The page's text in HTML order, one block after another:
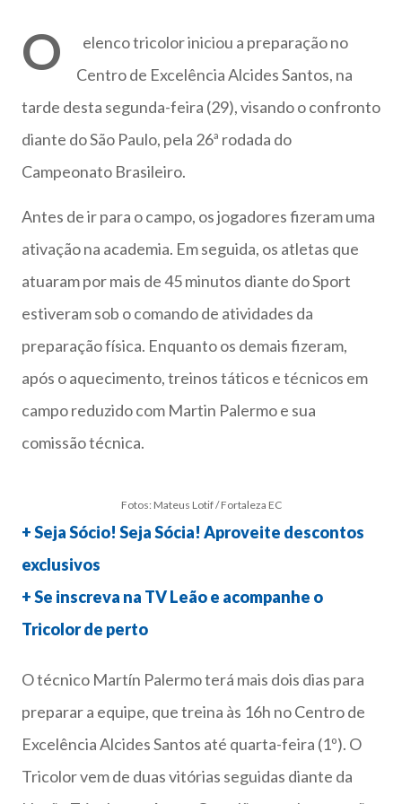
O
elenco tricolor iniciou a preparação no
Centro de Excelência Alcides Santos, na
tarde desta segunda-feira (29), visando o confronto
diante do São Paulo, pela 26ª rodada do
Campeonato Brasileiro.
Antes de ir para o campo, os jogadores fizeram uma
ativação na academia. Em seguida, os atletas que
atuaram por mais de 45 minutos diante do Sport
estiveram sob o comando de atividades da
preparação física. Enquanto os demais fizeram,
após o aquecimento, treinos táticos e técnicos em
campo reduzido com Martin Palermo e sua
comissão técnica.
Fotos: Mateus Lotif / Fortaleza EC
+ Seja Sócio! Seja Sócia! Aproveite descontos
exclusivos
+ Se inscreva na TV Leão e acompanhe o
Tricolor de perto
O técnico Martín Palermo terá mais dois dias para
preparar a equipe, que treina às 16h no Centro de
Excelência Alcides Santos até quarta-feira (1º). O
Tricolor vem de duas vitórias seguidas diante da